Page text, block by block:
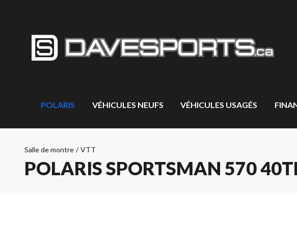
POLARIS VÉHICULES NEUFS VÉHICULES USAGÉS
Salle de montre / VTT
POLARIS SPORTSMAN 570